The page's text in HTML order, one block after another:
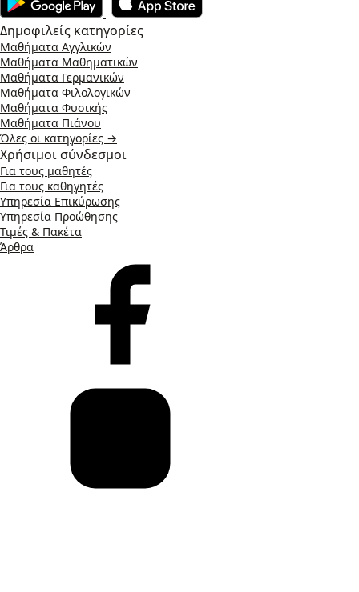
Δημοφιλείς κατηγορίες
Μαθήματα Αγγλικών
Μαθήματα Μαθηματικών
Μαθήματα Γερμανικών
Μαθήματα Φιλολογικών
Μαθήματα Φυσικής
Μαθήματα Πιάνου
Όλες οι κατηγορίες →
Χρήσιμοι σύνδεσμοι
Για τους μαθητές
Για τους καθηγητές
Υπηρεσία Επικύρωσης
Υπηρεσία Προώθησης
Τιμές & Πακέτα
Άρθρα